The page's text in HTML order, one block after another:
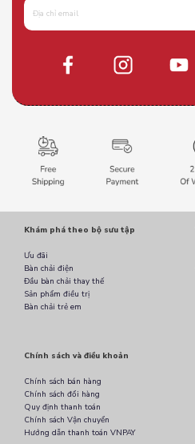
Khám phá theo bộ sưu tập
Ưu đãi
Bàn chải điện
Đầu bàn chải thay thế
Sản phẩm điều trị
Bàn chải trẻ em
Chính sách và điều khoản
Chính sách bán hàng
Chính sách đổi hàng
Quy định thanh toán
Chính sách Vận chuyển
Hướng dẫn thanh toán VNPAY